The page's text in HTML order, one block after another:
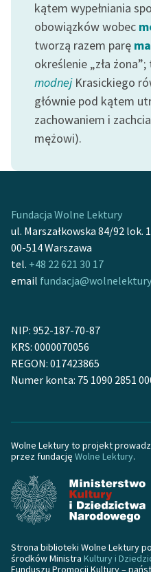
Logotypy
Materiały promocyjne
Polityka prywatności
Regulamin biblioteki
Dane fundacji i
Informacja o treściach
wrażliwych
Deklaracja dostępności
kątem wypełniania
obowiązków wobec
tworzą razem parę
określenie „zła
modnejKrasickiego
głównie pod kątem
zachowaniem i
mężowi).
Fundacja Wolne Lektury
ul. Marszałkowska 84/92 lok.
00-514 Warszawa
tel. +48 22 621 30 17
email
NIP: 952-187-70-87
KRS: 0000070056
REGON: 017423865
Numer konta: 75 1090 2851
Wolne Lektury to projekt
przez fundację Wolne Lektury.
Strona biblioteki Wolne Lektury
środków Ministra Kultury i
Funduszu Promocji Kultury –